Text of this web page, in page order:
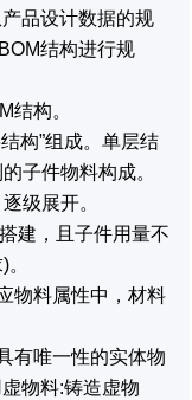
品设计数据的规
结构进行规
构。
构”组成。单层结
子件物料构成。
级展开。
建，且子件用量不
物料属性中，材料
有唯一性的实体物
物料:铸造虚物